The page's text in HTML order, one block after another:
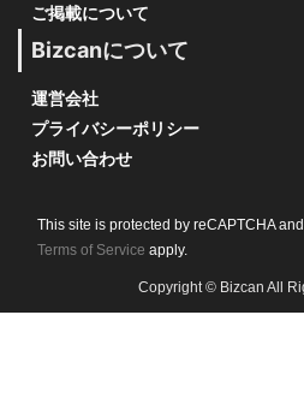
ご掲載について
Bizcanについて
運営会社
プライバシーポリシー
お問い合わせ
This site is protected by reCAPTCHA
Terms of Service apply.
Copyright © Bizcan All